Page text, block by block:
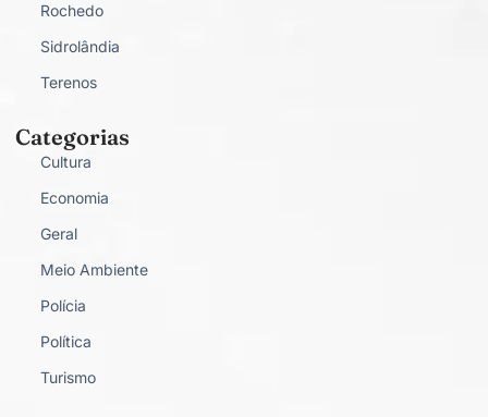
Rochedo
Sidrolândia
Terenos
Categorias
Cultura
Economia
Geral
Meio Ambiente
Polícia
Política
Turismo